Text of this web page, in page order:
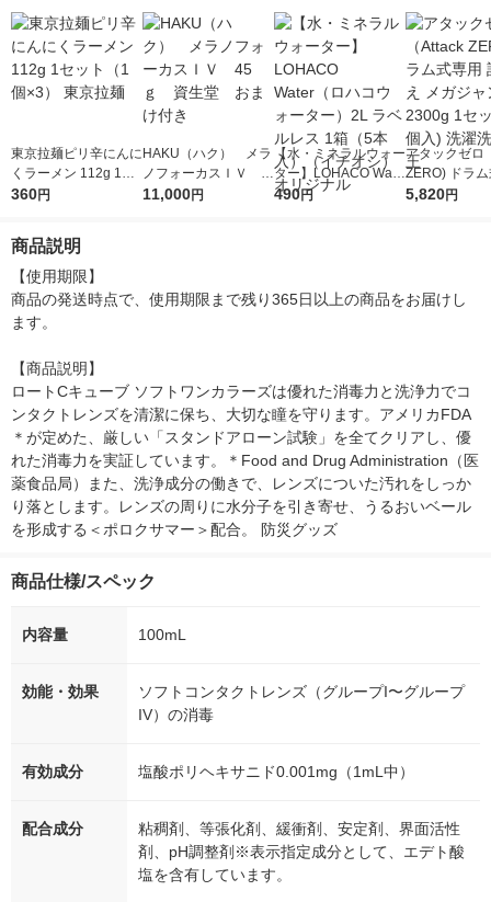
東京拉麺ピリ辛にんに
くラーメン 112g 1セ
ット（1個×3） 東京拉
360円
HAKU（ハク） メラ
ノフォーカスＩＶ 4
5ｇ 資生堂 おまけ
11,000円
【水・ミネラルウォー
ター】LOHACO Wate
r（ロハコウォータ
490円
アタックゼロ
ZERO) ドラ
詰め替え メガ
5,820円
商品説明
【使用期限】
商品の発送時点で、使用期限まで残り365日以上の商品をお届けし
ます。
【商品説明】
ロートCキューブ ソフトワンカラーズは優れた消毒力と洗浄力でコ
ンタクトレンズを清潔に保ち、大切な瞳を守ります。アメリカFDA
＊が定めた、厳しい「スタンドアローン試験」を全てクリアし、優
れた消毒力を実証しています。＊Food and Drug Administration（医
薬食品局）また、洗浄成分の働きで、レンズについた汚れをしっか
り落とします。レンズの周りに水分子を引き寄せ、うるおいベール
を形成する＜ポロクサマー＞配合。 防災グッズ
商品仕様/スペック
内容量 100mL
効能・効果
ソフトコンタクトレンズ（グループI〜グループ
IV）の消毒
有効成分 塩酸ポリヘキサニド0.001mg（1mL中）
配合成分
粘稠剤、等張化剤、緩衝剤、安定剤、界面活性
剤、pH調整剤※表示指定成分として、エデト酸
塩を含有しています。